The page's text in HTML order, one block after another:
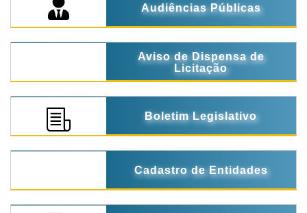
Audiências Públicas
Aviso de Dispensa de
Licitação
Boletim Legislativo
Cadastro de Entidades